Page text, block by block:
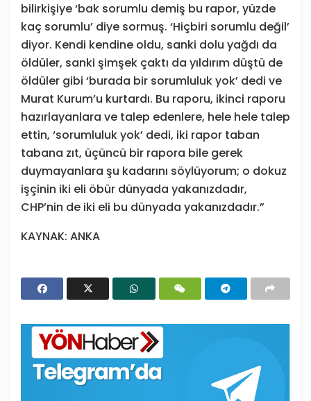
bilirkişiye ‘bak sorumlu demiş bu rapor, yüzde
kaç sorumlu’ diye sormuş. ‘Hiçbiri sorumlu değil’
diyor. Kendi kendine oldu, sanki dolu yağdı da
öldüler, sanki şimşek çaktı da yıldırım düştü de
öldüler gibi ‘burada bir sorumluluk yok’ dedi ve
Murat Kurum’u kurtardı. Bu raporu, ikinci raporu
hazırlayanlara ve talep edenlere, hele hele talep
ettin, ‘sorumluluk yok’ dedi, iki rapor taban
tabana zıt, üçüncü bir rapora bile gerek
duymayanlara şu kadarını söylüyorum; o dokuz
işçinin iki eli öbür dünyada yakanızdadır,
CHP’nin de iki eli bu dünyada yakanızdadır.”
KAYNAK: ANKA